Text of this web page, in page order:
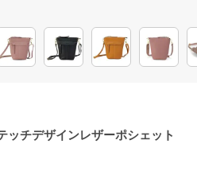
ッチデザインレザーポシェット